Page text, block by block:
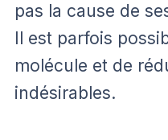
pas la cause de
Il est parfois
molécule et de
indésirables.